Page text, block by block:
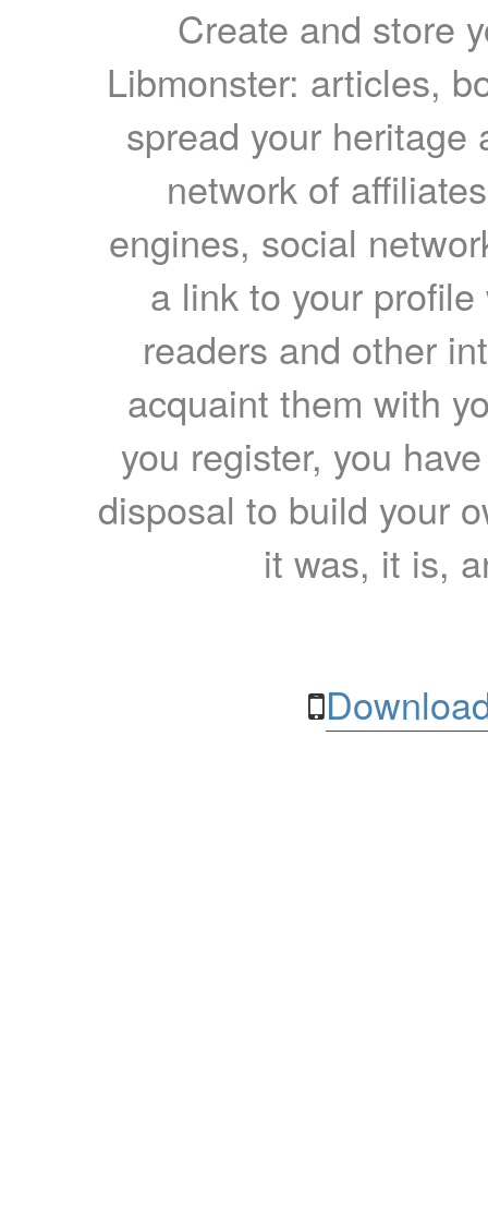
Create and store
Libmonster: articles,
spread your heritage
network of
engines, social
a link to your
readers and other
acquaint them with
you register, you
disposal to build your
it was, it is,